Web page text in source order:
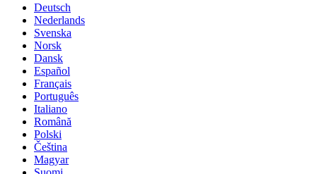
Deutsch
Nederlands
Svenska
Norsk
Dansk
Español
Français
Português
Italiano
Română
Polski
Čeština
Magyar